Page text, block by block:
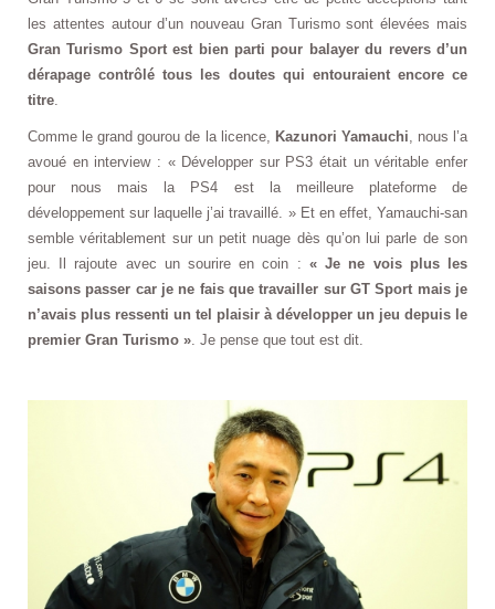
les attentes autour d’un nouveau Gran Turismo sont élevées mais
Gran Turismo Sport est bien parti pour balayer du revers d’un
dérapage contrôlé tous les doutes qui entouraient encore ce
titre.
Comme le grand gourou de la licence, Kazunori Yamauchi, nous l’a
avoué en interview : « Développer sur PS3 était un véritable enfer
pour nous mais la PS4 est la meilleure plateforme de
développement sur laquelle j’ai travaillé. » Et en effet, Yamauchi-san
semble véritablement sur un petit nuage dès qu’on lui parle de son
jeu. Il rajoute avec un sourire en coin : « Je ne vois plus les
saisons passer car je ne fais que travailler sur GT Sport mais je
n’avais plus ressenti un tel plaisir à développer un jeu depuis le
premier Gran Turismo ». Je pense que tout est dit.